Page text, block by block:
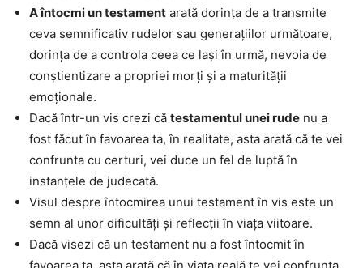
A întocmi un testament arată dorința de a transmite
ceva semnificativ rudelor sau generațiilor următoare,
dorința de a controla ceea ce lași în urmă, nevoia de
conștientizare a propriei morți și a maturității
emoționale.
Dacă într-un vis crezi că testamentul unei rude nu a
fost făcut în favoarea ta, în realitate, asta arată că te vei
confrunta cu certuri, vei duce un fel de luptă în
instanțele de judecată.
Visul despre întocmirea unui testament în vis este un
semn al unor dificultăți și reflecții în viața viitoare.
Dacă visezi că un testament nu a fost întocmit în
favoarea ta, asta arată că în viața reală te vei confrunta